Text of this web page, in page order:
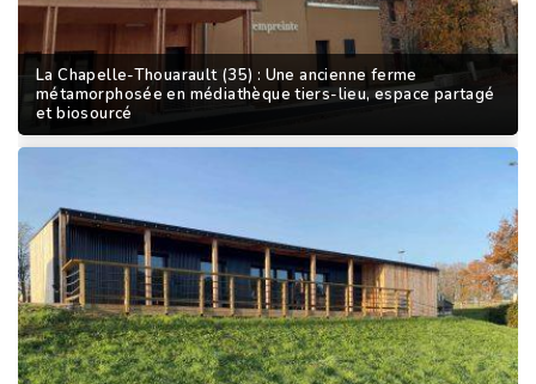
La Chapelle-Thouarault (35) : Une ancienne ferme
métamorphosée en médiathèque tiers-lieu, espace partagé
et biosourcé